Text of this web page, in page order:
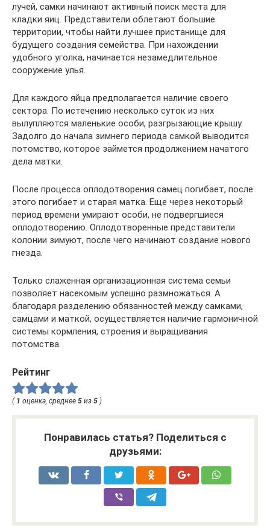
лучей, самки начинают активный поиск места для
кладки яиц. Представители облетают большие
территории, чтобы найти лучшее пристанище для
будущего создания семейства. При нахождении
удобного уголка, начинается незамедлительное
сооружение улья.
Для каждого яйца предполагается наличие своего
сектора. По истечению несколько суток из них
вылупляются маленькие особи, разгрызающие крышу.
Задолго до начала зимнего периода самкой выводится
потомство, которое займется продолжением начатого
дела матки.
После процесса оплодотворения самец погибает, после
этого погибает и старая матка. Еще через некоторый
период времени умирают особи, не подвергшиеся
оплодотворению. Оплодотворенные представители
колонии зимуют, после чего начинают создание нового
гнезда.
Только слаженная организационная система семьи
позволяет насекомым успешно размножаться. А
благодаря разделению обязанностей между самками,
самцами и маткой, осуществляется наличие гармоничной
системы кормления, строения и выращивания
потомства.
Рейтинг
( 1 оценка, среднее 5 из 5 )
Понравилась статья? Поделиться с
друзьями: